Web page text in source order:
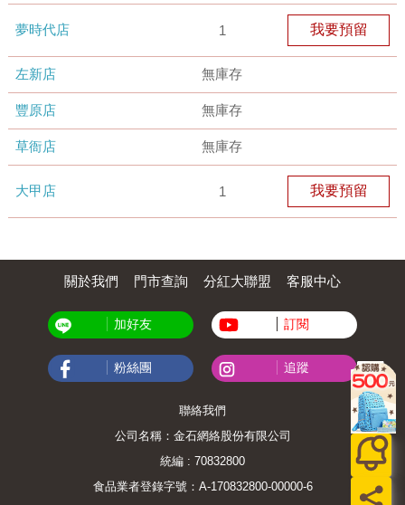
夢時代店 1 我要預留
左新店 無庫存
豐原店 無庫存
草衙店 無庫存
大甲店 1 我要預留
關於我們 門市查詢 分紅大聯盟 客服中心
加好友 訂閱
粉絲團 追蹤
聯絡我們
公司名稱：金石網絡股份有限公司
統編 : 70832800
食品業者登錄字號：A-170832800-00000-6